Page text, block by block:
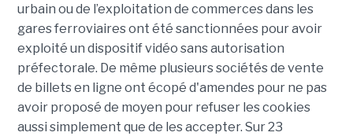
urbain ou de l’exploitation de commerces dans les
gares ferroviaires ont été sanctionnées pour avoir
exploité un dispositif vidéo sans autorisation
préfectorale. De même plusieurs sociétés de vente
de billets en ligne ont écopé d'amendes pour ne pas
avoir proposé de moyen pour refuser les cookies
aussi simplement que de les accepter. Sur 23